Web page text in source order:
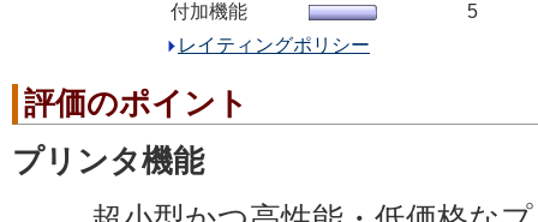
付加機能
5
レイティングポリシー
評価のポイント
プリンタ機能